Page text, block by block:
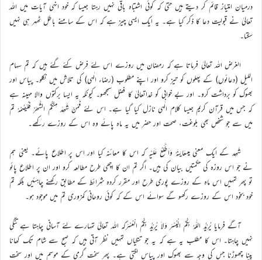
درمیان امتیاز قائم کر دیتے ہیں حتیٰ کہ کوئی اشتباہ باقی نہیں رہتا جیسا کہ خود انہی آیات میں اللہ
تعالیٰ نے قبولیت دعا کا ذکر کیا ہے۔ یہ ایک ایسی چیز ہے کہ اس کے سامنے باطل ٹھہر ہی نہیں
سکتا۔
الغرض اللہ تعالیٰ فرماتا ہے کہ رمضان میں روزے اس لئے فرض کئے گئے ہیں کہ تم سہام
اللیل (دعائوں) کے پھلوں کو تیز کرو اور اپنے مطلوب (رضاء الٰہی) کی تلاش میں نکلو۔ پیاس اور
بھوک کو برداشت کرو۔ اور بے خوابی کو خداتعالیٰ کا فضل سمجھو۔ کیونکہ یہ ایسا برکتوں والا مہینہ ہے
کہ جس میں قرآن کریم جیسا کلام الٰہی نازل کیا گیا ہے۔ اس لئے فَمَنْ شَھِدَ مِنْکُمُ الشَّھْرَ فَلْیَصُمْہُ تم
میں سے جو شخص بھی بلوغت، صحت اور حضر میں یہ ماہ پائے وہ اس کے روزے رکھے۔
شَھِد کے ایک معنی ہیںعَایَنَہُ وَاَطَّلَعُ عَلَیْہِ کہ اس کا معائنہ کیا اور اس پر اطلاع پائے۔ یعنی ہم
نے جو اس روزہ کی حکمتیں بیان کی ہیں۔ اگر تم ان کا اچھی طرح مطالعہ کرو اور ان پر اطلاع پائو
تو پھر تمہیں اس ماہ کے روزے پوری طرح اور مقرر کردہ شرائط کے مطابق رکھنے چاہئیں بلکہ تم
خود بخود اس کے روزے رکھو گے سوائے اس کے کہ کوئی روحانی کمزوری تم میں موجود ہو۔
آگے فرمایا یُرِیْدُ اللّٰہُ بِکُمُ الْیُسْرَ وَلاَ یُرِیْدُ بِکُمُ الْعُسْرَکہ اللہ تعالیٰ تمہارے لئے آسانی چاہتا ہے تنگی
نہیں چاہتا۔ اس کا مطلب یہ ہے کہ یہ جو تنگیاں تمہیں نظر آتی ہیں کہ صبح سے شام تک کھانا
پینا چھوڑنا جس کی وجہ سے بھوک اور پیاس لگتی ہے۔ پھر سخت گرمی کے موسم میں اور سخت